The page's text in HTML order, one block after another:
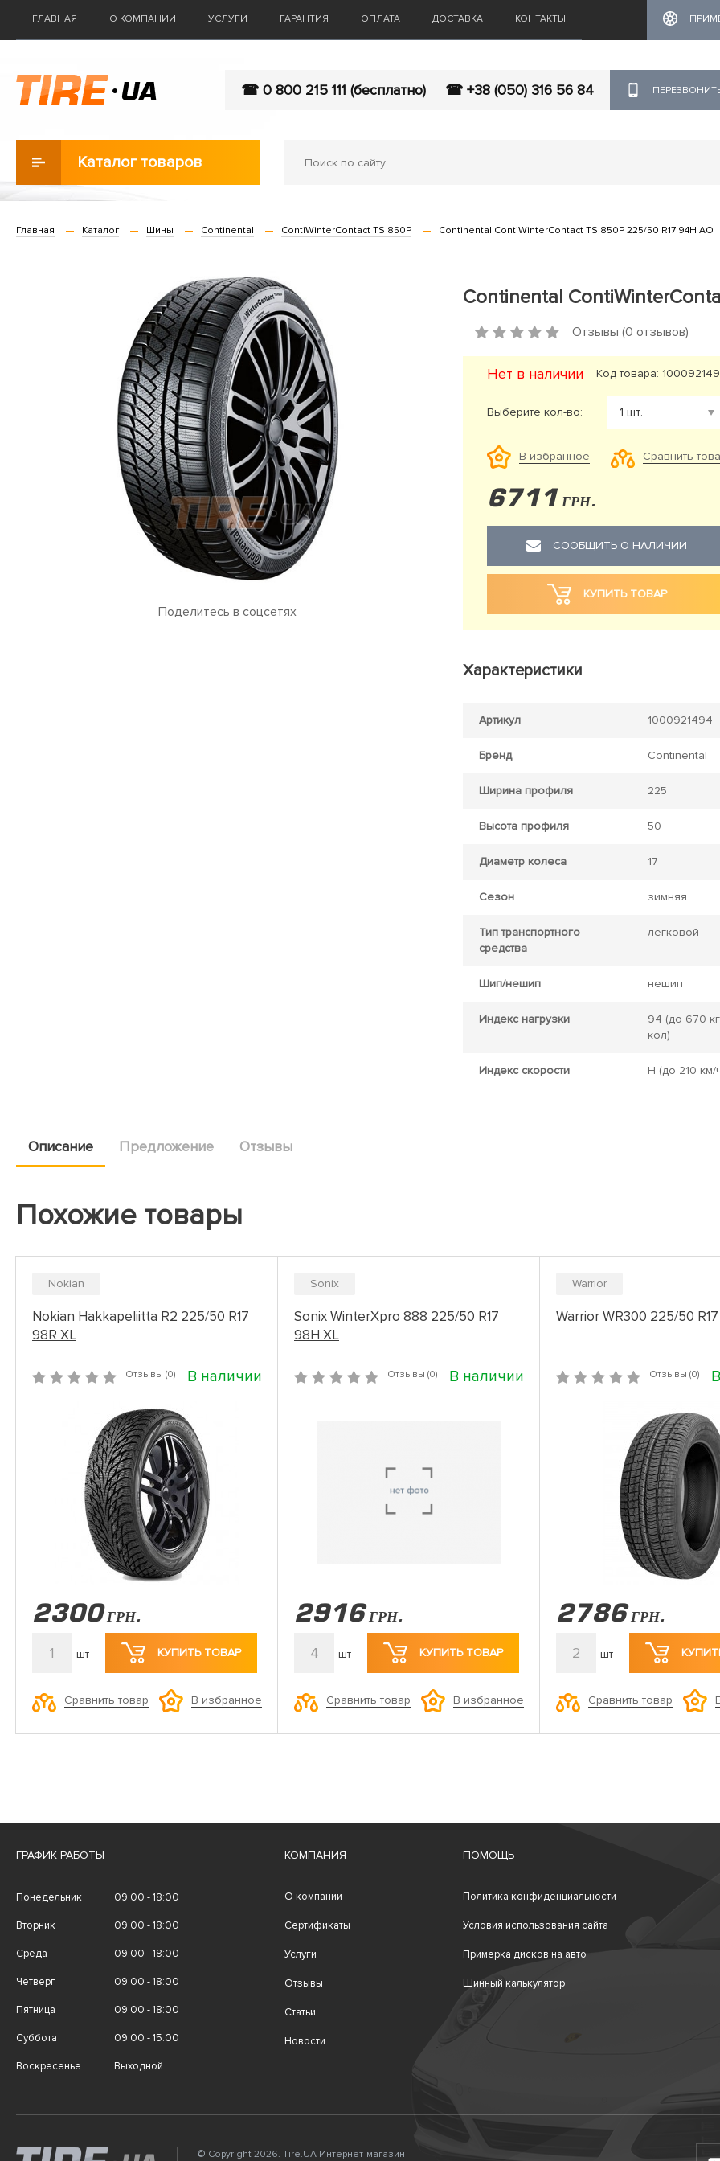
ГЛАВНАЯ О КОМПАНИИ УСЛУГИ ГАРАНТИЯ ОПЛАТА ДОСТАВКА КОНТАКТЫ
☎ 0 800 215 111 (бесплатно) ☎ +38 (050) 316 56 84
Каталог товаров
Главная Каталог Шины Continental ContiWinterContact TS 850P Continental ContiWinterContact TS 850P 225/50 R17 94H AO
Поделитесь в соцсетях
Continental
Отзывы (0 отзывов)
Нет в наличии Код товара:
Выберите кол-во:
В избранное Сравнить
6711 ГРН.
СООБЩИТЬ О НАЛИЧИИ
КУПИТЬ ТОВАР
Характеристики
Артикул 1000921494
Бренд Continental
Ширина профиля 225
Высота профиля 50
Диаметр колеса 17
Сезон зимняя
Тип транспортного
средства
легковой
Шип/нешип нешип
Индекс нагрузки 94 (до 670
кол)
Индекс скорости H (до 210 км/
Описание Предложение Отзывы
Похожие товары
Nokian
Nokian Hakkapeliitta R2 225/50 R17
98R XL
Отзывы (0) В наличии
2300 ГРН.
1 шт КУПИТЬ ТОВАР
Сравнить товар В избранное
Sonix
Sonix WinterXpro 888 225/50 R17
98H XL
Отзывы (0) В наличии
2916 ГРН.
4 шт КУПИТЬ ТОВАР
Сравнить товар В избранное
Warrior
Warrior WR300 225/50
Отзывы (0)
2786 ГРН.
2 шт
Сравнить товар
ГРАФИК РАБОТЫ
Понедельник 09:00 - 18:00
Вторник 09:00 - 18:00
Среда 09:00 - 18:00
Четверг 09:00 - 18:00
Пятница 09:00 - 18:00
Суббота 09:00 - 15:00
Воскресенье Выходной
КОМПАНИЯ
О компании
Сертификаты
Услуги
Отзывы
Статьи
Новости
ПОМОЩЬ
Политика конфиденциальности
Условия использования сайта
Примерка дисков на авто
Шинный калькулятор
© Copyright 2026. Tire.UA Интернет-магазин